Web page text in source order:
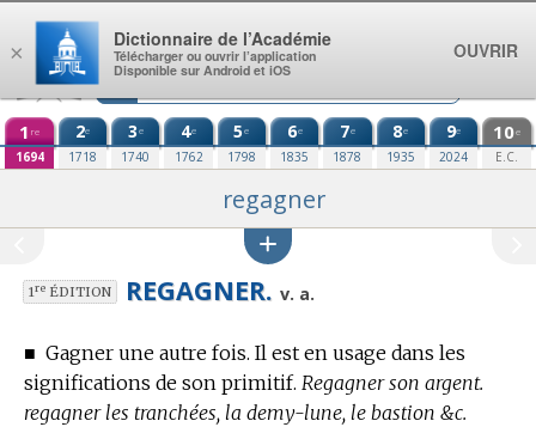
Aller au contenu
1 re
1694
2e
1718
3e
1740
4e
1762
5e
1798
6e
1835
7e
1878
8e
1935
9e
2024
10e
E.C.
regagner
1reÉDITION REGAGNER. v. a.
■ Gagner une autre fois. Il est en usage dans les
significations de son primitif. Regagner son argent.
regagner les tranchées, la demy-lune, le bastion &c.
×
Dictionnaire de l’Académie
Télécharger ou ouvrir l’application
Disponible sur Android et iOS
OUVRIR